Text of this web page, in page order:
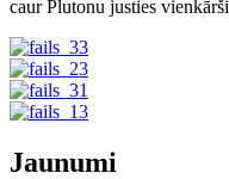
caur Plutonu justies
Jaunumi